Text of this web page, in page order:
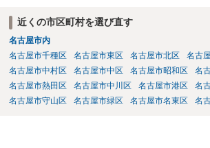
近くの市区町村を選び直す
名古屋市内
名古屋市千種区
名古屋市東区 名古屋市北区
名古
名古屋市中村区
名古屋市中区 名古屋市昭和区
名
名古屋市熱田区
名古屋市中川区 名古屋市港区
名
名古屋市守山区
名古屋市緑区 名古屋市名東区 名